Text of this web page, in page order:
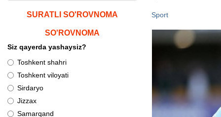
SURATLI SO'ROVNOMA
SO'ROVNOMA
Siz qayerda yashaysiz?
Toshkent shahri
Toshkent viloyati
Sirdaryo
Jizzax
Samarqand
Sport